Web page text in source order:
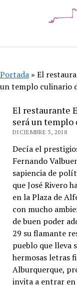
Portada » El
un templo culinario
El restaurante
será un templo
DICIEMBRE 3, 2018
Decía el
Fernando
sapiencia de
que José Rivero
en la Plaza de
con mucho
de buen poder
29 su flamante
pueblo que lleva
hermosas letras
Alburquerque,
invita a entrar